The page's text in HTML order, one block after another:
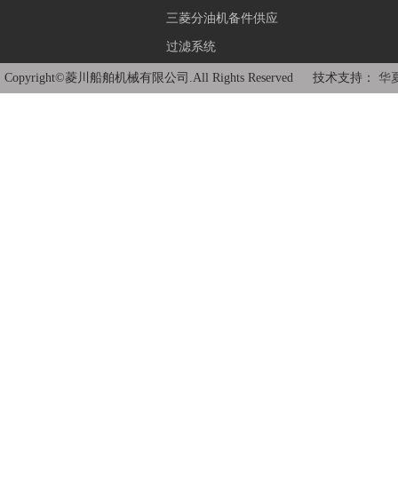
三菱分油机备件供应
过滤系统
Copyright©菱川船舶机械有限公司.All Rights Reserved 技术支持： 华